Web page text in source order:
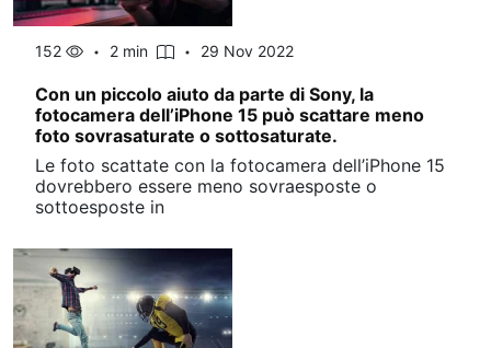
152 2 min 29 Nov 2022
Con un piccolo aiuto da parte di Sony, la
fotocamera dell’iPhone 15 può scattare meno
foto sovrasaturate o sottosaturate.
Le foto scattate con la fotocamera dell’iPhone 15
dovrebbero essere meno sovraesposte o
sottoesposte in